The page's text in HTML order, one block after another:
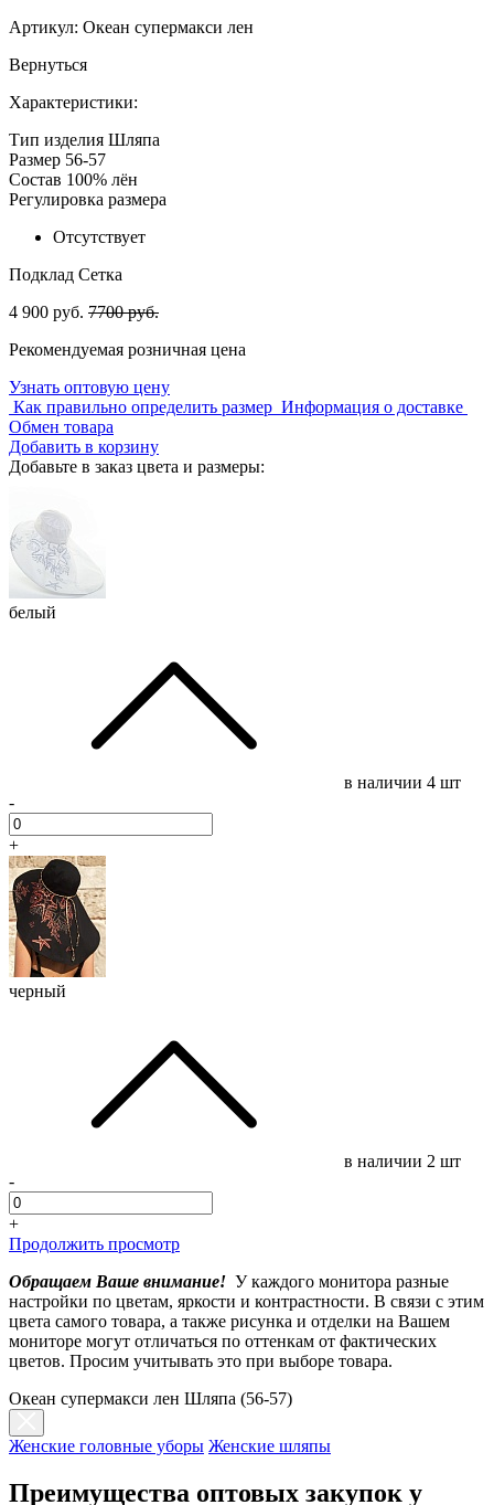
Артикул: Океан супермакси лен
Вернуться
Характеристики:
Тип изделия Шляпа
Размер 56-57
Состав 100% лён
Регулировка размера
Отсутствует
Подклад Сетка
4 900 руб. 7700 руб.
Рекомендуемая розничная цена
Узнать оптовую цену
Как правильно определить размер Информация о доставке
Обмен товара
Добавить в корзину
Добавьте в заказ цвета и размеры:
белый
в наличии 4 шт
-
+
черный
в наличии 2 шт
-
+
Продолжить просмотр
Обращаем Ваше внимание! У каждого монитора разные
настройки по цветам, яркости и контрастности. В связи с этим
цвета самого товара, а также рисунка и отделки на Вашем
мониторе могут отличаться по оттенкам от фактических
цветов. Просим учитывать это при выборе товара.
Океан супермакси лен Шляпа (56-57)
Женские головные уборы Женские шляпы
Преимущества оптовых закупок у